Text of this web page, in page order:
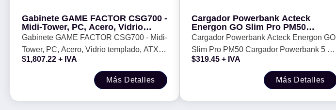
Gabinete GAME FACTOR CSG700 -
Midi-Tower, PC, Acero, Vidrio
templado, ATX, EATX, ITX, micro
ATX, Negro
Gabinete GAME FACTOR CSG700 - Midi-
Tower, PC, Acero, Vidrio templado, ATX,
EATX, ITX, micro ATX, Negro
$1,807.22 + IVA
Más Detalles
Cargador Powerbank Acteck
Energon GO Slim Pro PM50
Cargador Powerbank 5 - 000 mAh
Cargador Powerbank Acteck Energon GO
Slim Pro PM50 Cargador Powerbank 5 -
000 mAh
$319.45 + IVA
Más Detalles